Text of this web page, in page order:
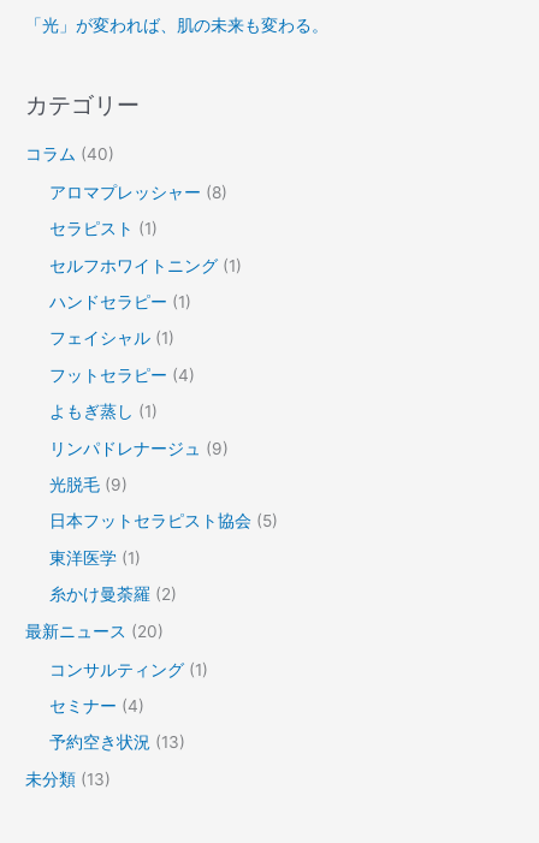
「光」が変われば、肌の未来も変わる。
カテゴリー
コラム (40)
アロマプレッシャー (8)
セラピスト (1)
セルフホワイトニング (1)
ハンドセラピー (1)
フェイシャル (1)
フットセラピー (4)
よもぎ蒸し (1)
リンパドレナージュ (9)
光脱毛 (9)
日本フットセラピスト協会 (5)
東洋医学 (1)
糸かけ曼荼羅 (2)
最新ニュース (20)
コンサルティング (1)
セミナー (4)
予約空き状況 (13)
未分類 (13)